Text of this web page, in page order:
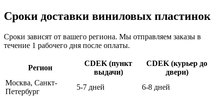
Сроки доставки виниловых пластинок
Сроки зависят от вашего региона. Мы отправляем заказы в
течение 1 рабочего дня после оплаты.
Регион
CDEK (пункт
выдачи)
CDEK (курьер до
двери)
Москва, Санкт-
Петербург
5-7 дней
6-8 дней